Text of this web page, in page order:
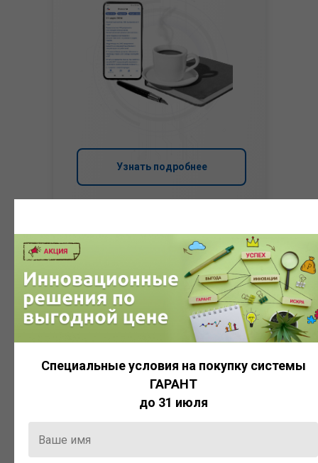
Узнать подробнее
Система
ГАРАНТ
Актуальная правовая информация
и инструменты для максимально
эффективной работы с ней.
Специальные условия на покупку системы
ГАРАНТ
до 31 июля